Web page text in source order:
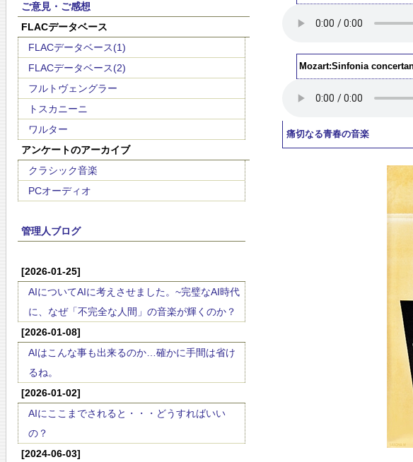
ご意見・ご感想
FLACデータベース
FLACデータベース(1)
FLACデータベース(2)
フルトヴェングラー
トスカニーニ
ワルター
アンケートのアーカイブ
クラシック音楽
PCオーディオ
管理人ブログ
[2026-01-25]
AIについてAIに考えさせました。~完璧なAI時代
に、なぜ「不完全な人間」の音楽が輝くのか？
[2026-01-08]
AIはこんな事も出来るのか…確かに手間は省け
るね。
[2026-01-02]
AIにここまでされると・・・どうすればいい
の？
[2024-06-03]
Mozart:Sinfonia
痛切なる青春の音楽